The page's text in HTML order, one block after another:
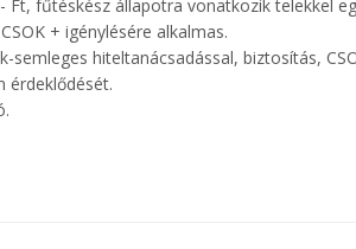
fűtéskész állapotra vonatkozik telekkel
+ igénylésére alkalmas.
semleges hiteltanácsadással, biztosítás,
érdeklődését.